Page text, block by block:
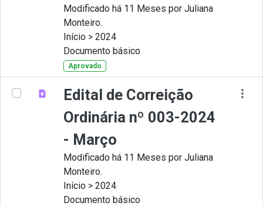
Modificado há 11 Meses por Juliana
Monteiro.
Início > 2024
Documento básico
Aprovado
Edital de Correição
Ordinária nº 003-2024
- Março
Modificado há 11 Meses por Juliana
Monteiro.
Início > 2024
Documento básico